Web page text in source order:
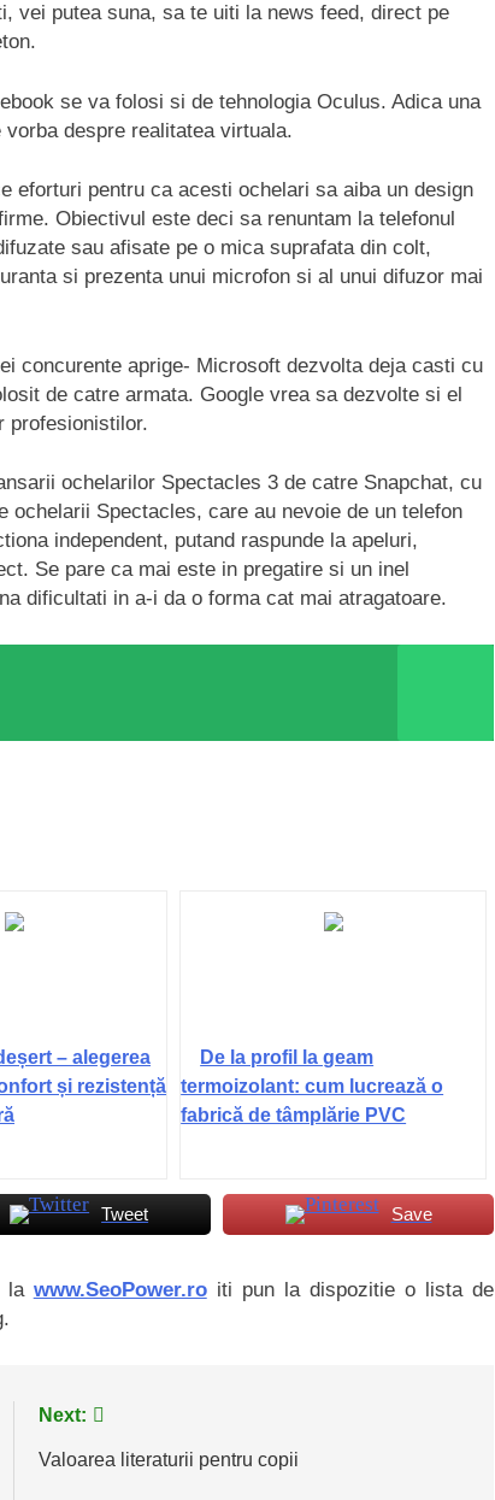
vei putea suna, sa te uiti la news feed, direct pe
se va folosi si de tehnologia Oculus. Adica una
despre realitatea virtuala.
eforturi pentru ca acesti ochelari sa aiba un design
Obiectivul este deci sa renuntam la telefonul
sau afisate pe o mica suprafata din colt,
si prezenta unui microfon si al unui difuzor mai
concurente aprige- Microsoft dezvolta deja casti cu
de catre armata. Google vrea sa dezvolte si el
profesionistilor.
ochelarilor Spectacles 3 de catre Snapchat, cu
Spectacles, care au nevoie de un telefon
independent, putand raspunde la apeluri,
Se pare ca mai este in pregatire si un inel
dificultati in a-i da o forma cat mai atragatoare.
– alegerea
și rezistență
De la profil la geam
termoizolant: cum lucrează o
fabrică de tâmplărie PVC
Tweet Save
la www.SeoPower.roiti pun la dispozitie o lista de
Next:
Valoarea literaturii pentru copii